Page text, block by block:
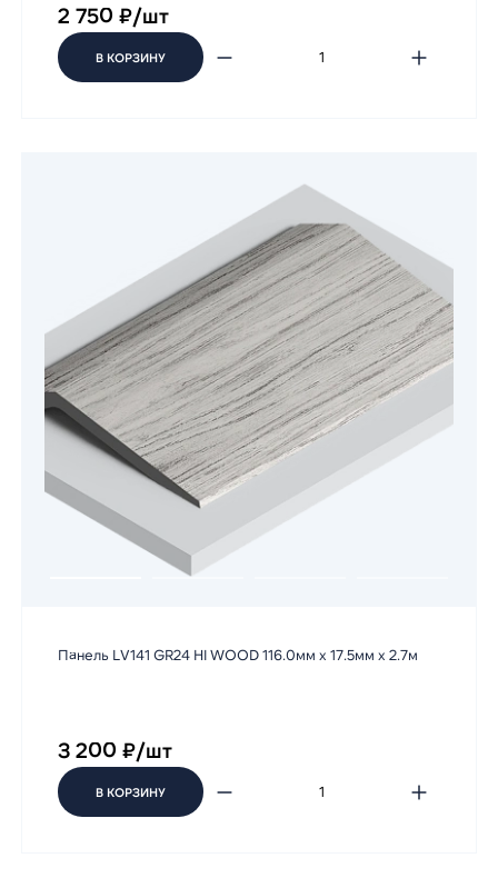
2 750 ₽/шт
В КОРЗИНУ
Панель LV141 GR24 HI WOOD 116.0мм х 17.5мм х 2.7м
3 200 ₽/шт
В КОРЗИНУ